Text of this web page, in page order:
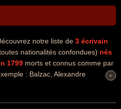
notre liste de 3 écrivain
nationalités confondues) nés
1799 morts et connus comme par
: Balzac, Alexandre
variés dans les domaines de l'art,
+
+